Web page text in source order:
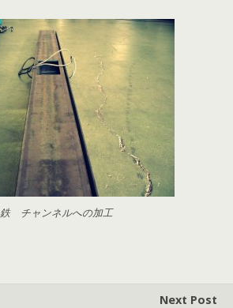
鉄 チャンネルへの加工
Next Post